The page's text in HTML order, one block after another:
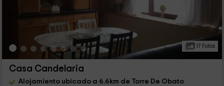
17 Fotos
Casa Candelaria
Alojamiento ubicado a 6.6km de Torre De Obato